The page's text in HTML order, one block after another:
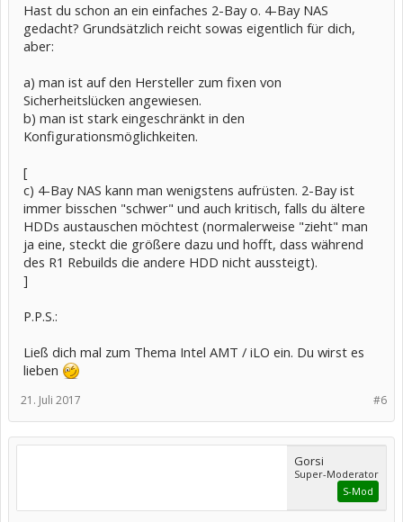
Hast du schon an ein einfaches 2-Bay o. 4-Bay NAS
gedacht? Grundsätzlich reicht sowas eigentlich für dich,
aber:
a) man ist auf den Hersteller zum fixen von
Sicherheitslücken angewiesen.
b) man ist stark eingeschränkt in den
Konfigurationsmöglichkeiten.
[
c) 4-Bay NAS kann man wenigstens aufrüsten. 2-Bay ist
immer bisschen "schwer" und auch kritisch, falls du ältere
HDDs austauschen möchtest (normalerweise "zieht" man
ja eine, steckt die größere dazu und hofft, dass während
des R1 Rebuilds die andere HDD nicht aussteigt).
]
P.P.S.:
Ließ dich mal zum Thema Intel AMT / iLO ein. Du wirst es
lieben
#6
21. Juli 2017
Gorsi
Super-Moderator
S-Mod